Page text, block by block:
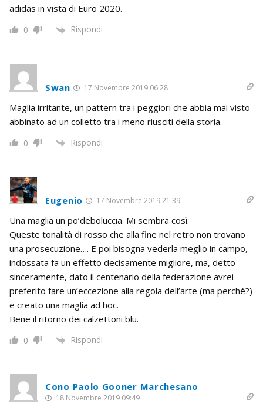
adidas in vista di Euro 2020.
0 Rispondi
Swan 17 Novembre 2019 06:28
Maglia irritante, un pattern tra i peggiori che abbia mai visto
abbinato ad un colletto tra i meno riusciti della storia.
0 Rispondi
Eugenio 17 Novembre 2019 21:39
Una maglia un po’deboluccia. Mi sembra così.
Queste tonalità di rosso che alla fine nel retro non trovano
una prosecuzione…. E poi bisogna vederla meglio in campo,
indossata fa un effetto decisamente migliore, ma, detto
sinceramente, dato il centenario della federazione avrei
preferito fare un’eccezione alla regola dell’arte (ma perché?)
e creato una maglia ad hoc.
Bene il ritorno dei calzettoni blu.
0 Rispondi
Cono Paolo Gooner Marchesano
18 Novembre 2019 09:49